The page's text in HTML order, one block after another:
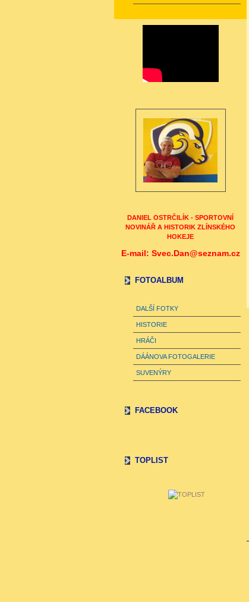
DANIEL OSTRČILÍK - SPORTOVNÍ
NOVINÁŘ A HISTORIK ZLÍNSKÉHO
HOKEJE
E-mail: Svec.Dan@seznam.cz
FOTOALBUM
DALŠÍ FOTKY
HISTORIE
HRÁČI
DÁÁNOVA FOTOGALERIE
SUVENÝRY
FACEBOOK
TOPLIST